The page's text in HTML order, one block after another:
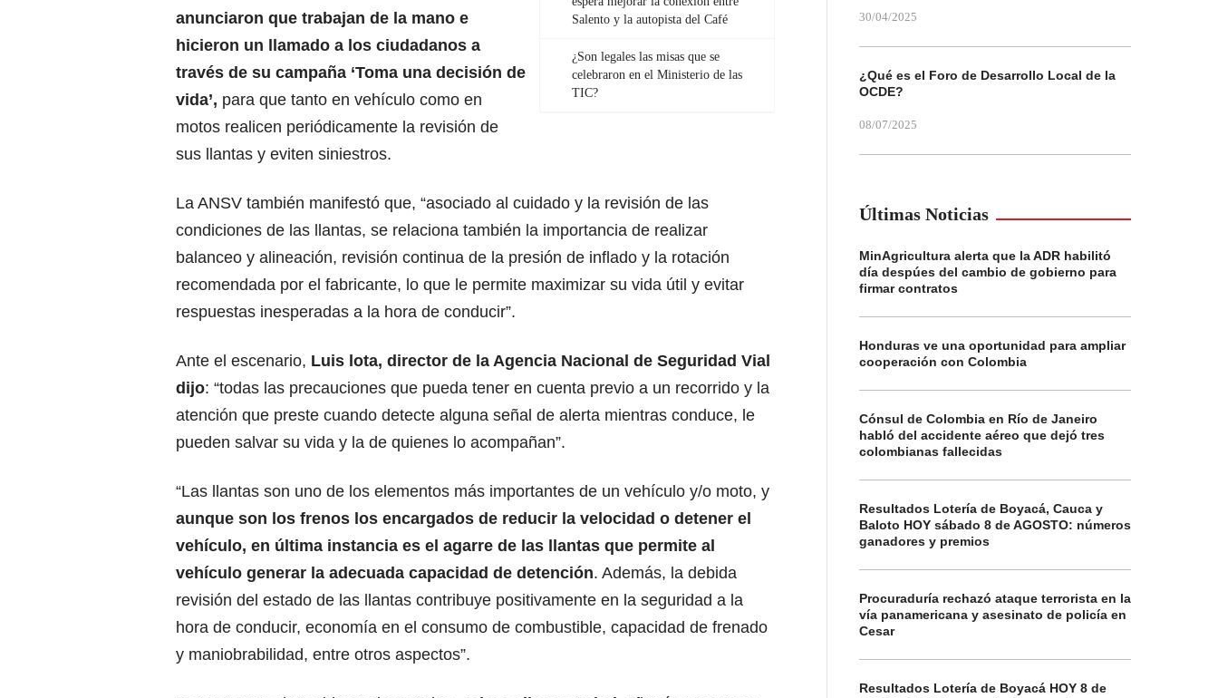
Salento y la autopista del Café
¿Son legales las misas que se
celebraron en el Ministerio de las
TIC?
anunciaron que trabajan de la mano e
hicieron un llamado a los ciudadanos a
través de su campaña ‘Toma una decisión de
vida’, para que tanto en vehículo como en
motos realicen periódicamente la revisión de
sus llantas y eviten siniestros.
La ANSV también manifestó que, “asociado al cuidado y la revisión de las
condiciones de las llantas, se relaciona también la importancia de realizar
balanceo y alineación, revisión continua de la presión de inflado y la rotación
recomendada por el fabricante, lo que le permite maximizar su vida útil y evitar
respuestas inesperadas a la hora de conducir”.
Ante el escenario, Luis lota, director de la Agencia Nacional de Seguridad Vial
dijo: “todas las precauciones que pueda tener en cuenta previo a un recorrido y la
atención que preste cuando detecte alguna señal de alerta mientras conduce, le
pueden salvar su vida y la de quienes lo acompañan”.
“Las llantas son uno de los elementos más importantes de un vehículo y/o moto, y
aunque son los frenos los encargados de reducir la velocidad o detener el
vehículo, en última instancia es el agarre de las llantas que permite al
vehículo generar la adecuada capacidad de detención. Además, la debida
revisión del estado de las llantas contribuye positivamente en la seguridad a la
hora de conducir, economía en el consumo de combustible, capacidad de frenado
y maniobrabilidad, entre otros aspectos”.
30/04/2025
¿Qué es el Foro de Desarrollo Local de la
OCDE?
08/07/2025
Últimas Noticias
MinAgricultura alerta que la ADR habilitó
día despúes del cambio de gobierno para
firmar contratos
Honduras ve una oportunidad para ampliar
cooperación con Colombia
Cónsul de Colombia en Río de Janeiro
habló del accidente aéreo que dejó tres
colombianas fallecidas
Resultados Lotería de Boyacá, Cauca y
Baloto HOY sábado 8 de AGOSTO: números
ganadores y premios
Procuraduría rechazó ataque terrorista en la
vía panamericana y asesinato de policía en
Cesar
Resultados Lotería de Boyacá HOY 8 de